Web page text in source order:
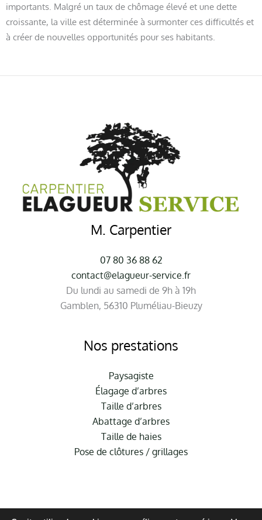
importants. Malgré un taux de chômage élevé et une dette
croissante, la ville est déterminée à surmonter ces difficultés et
à créer de nouvelles opportunités pour ses habitants.
M. Carpentier
07 80 36 88 62
contact@elagueur-service.fr
Du lundi au samedi de 9h à 19h
Gamblen, 56310 Pluméliau-Bieuzy
Nos prestations
Paysagiste
Élagage d’arbres
Taille d’arbres
Abattage d’arbres
Taille de haies
Pose de clôtures / grillages